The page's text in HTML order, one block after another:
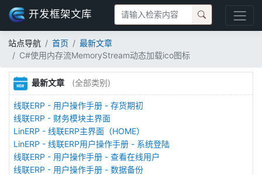
开发框架文库
站点导航 首页
最新文章
C#使用内存流MemoryStream动态加载ico图标
最新文章 (全部类别)
线联ERP - 用户操作手册 - 存货期初
线联ERP - 财务模块主界面
LinERP - 线联ERP主界面（HOME）
LinERP - 线联ERP用户操作手册 - 系统登陆
线联ERP - 用户操作手册 - 查看在线用户
线联ERP - 用户操作手册 - 数据备份